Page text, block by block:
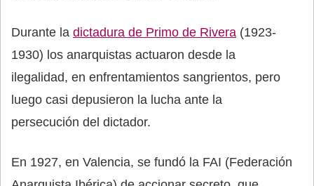
Durante la dictadura de Primo de Rivera (1923-
1930) los anarquistas actuaron desde la
ilegalidad, en enfrentamientos sangrientos, pero
luego casi depusieron la lucha ante la
persecución del dictador.
En 1927, en Valencia, se fundó la FAI (Federación